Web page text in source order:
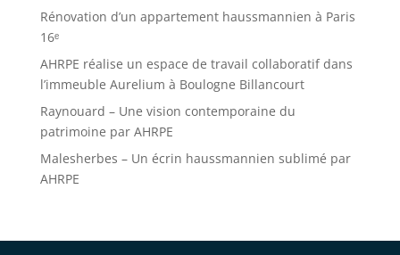
Rénovation d’un appartement haussmannien à Paris
16ᵉ
AHRPE réalise un espace de travail collaboratif dans
l’immeuble Aurelium à Boulogne Billancourt
Raynouard – Une vision contemporaine du
patrimoine par AHRPE
Malesherbes – Un écrin haussmannien sublimé par
AHRPE